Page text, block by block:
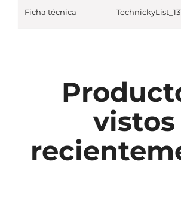
Ficha técnica
vistos